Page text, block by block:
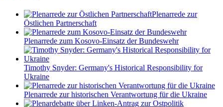
Plenarrede zur
Östlichen Partnerschaft
Plenarrede zum Kosovo-Einsatz der Bundeswehr
Timothy Snyder: Germany's Historical Responsibility for
Ukraine
Plenarrede zur historischen Verantwortung für die Ukraine